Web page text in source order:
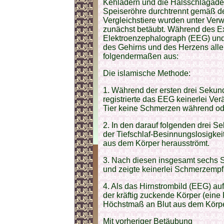
Kehladern und die
Speiseröhre durchtrennt gemäß
Vergleichstiere wurden unter
zunächst betäubt. Während des
Elektroenzephalograph (EEG)
des Gehirns und des Herzens
folgendermaßen aus:
Die islamische Methode:
1. Während der ersten drei
registrierte das EEG keinerlei
Tier keine Schmerzen während
2. In den darauf folgenden drei
der Tiefschlaf-
aus dem Körper herausströmt.
3. Nach diesen insgesamt sechs
und zeigte keinerlei
4. Als das Hirnstrombild (EEG)
der kräftig zuckende Körper
Höchstmaß an Blut aus dem
Mit vorheriger Betäubung